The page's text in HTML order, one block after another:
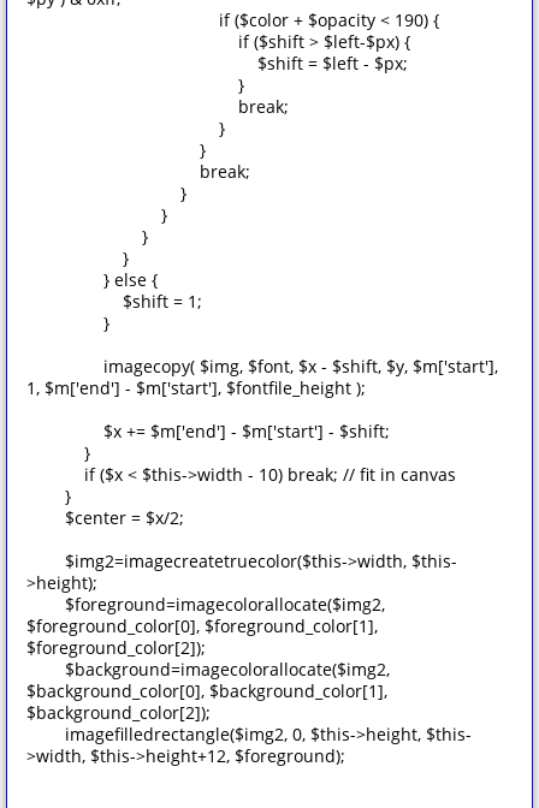
if ($color + $opacity < 190) {
if ($shift > $left-$px) {
$shift = $left - $px;
}
break;
}
}
break;
}
}
}
}
} else {
$shift = 1;
}
imagecopy( $img, $font, $x - $shift, $y, $m['start'],
1, $m['end'] - $m['start'], $fontfile_height );
$x += $m['end'] - $m['start'] - $shift;
}
if ($x < $this->width - 10) break; // fit in canvas
}
$center = $x/2;
$img2=imagecreatetruecolor($this->width, $this-
>height);
$foreground=imagecolorallocate($img2,
$foreground_color[0], $foreground_color[1],
$foreground_color[2]);
$background=imagecolorallocate($img2,
$background_color[0], $background_color[1],
$background_color[2]);
imagefilledrectangle($img2, 0, $this->height, $this-
>width, $this->height+12, $foreground);